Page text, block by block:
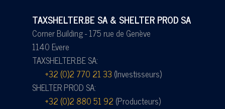
TAXSHELTER.BE SA & SHELTER PROD SA
Corner Building - 175 rue de Genève
1140 Evere
TAXSHELTER.BE SA:
+32 (0)2 770 21 33 (Investisseurs)
SHELTER PROD SA:
+32 (0)2 880 51 92 (Producteurs)